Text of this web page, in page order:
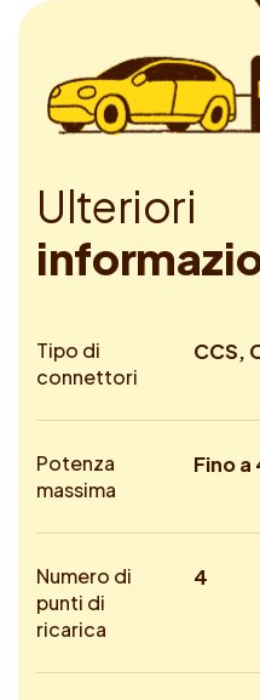
Ulteriori
informazi
Tipo di
connettori
CCS,
Potenza
massima
Fino
Numero di
punti di
ricarica
4